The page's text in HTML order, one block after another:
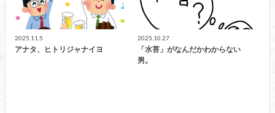
2025.11.5
アナタ、ヒトリジャナイヨ
2025.10.27
「水苔」がなんだかわからない
男。